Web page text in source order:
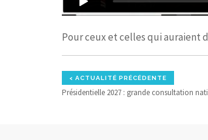
Pour ceux et celles qui auraient
< ACTUALITÉ PRÉCÉDENTE
Présidentielle 2027 : grande consultation